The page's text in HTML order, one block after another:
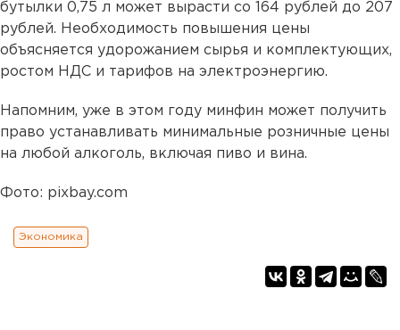
бутылки 0,75 л может вырасти со 164 рублей до 207
рублей. Необходимость повышения цены
объясняется удорожанием сырья и комплектующих,
ростом НДС и тарифов на электроэнергию.
Напомним, уже в этом году минфин может получить
право устанавливать минимальные розничные цены
на любой алкоголь, включая пиво и вина.
Фото: pixbay.com
Экономика